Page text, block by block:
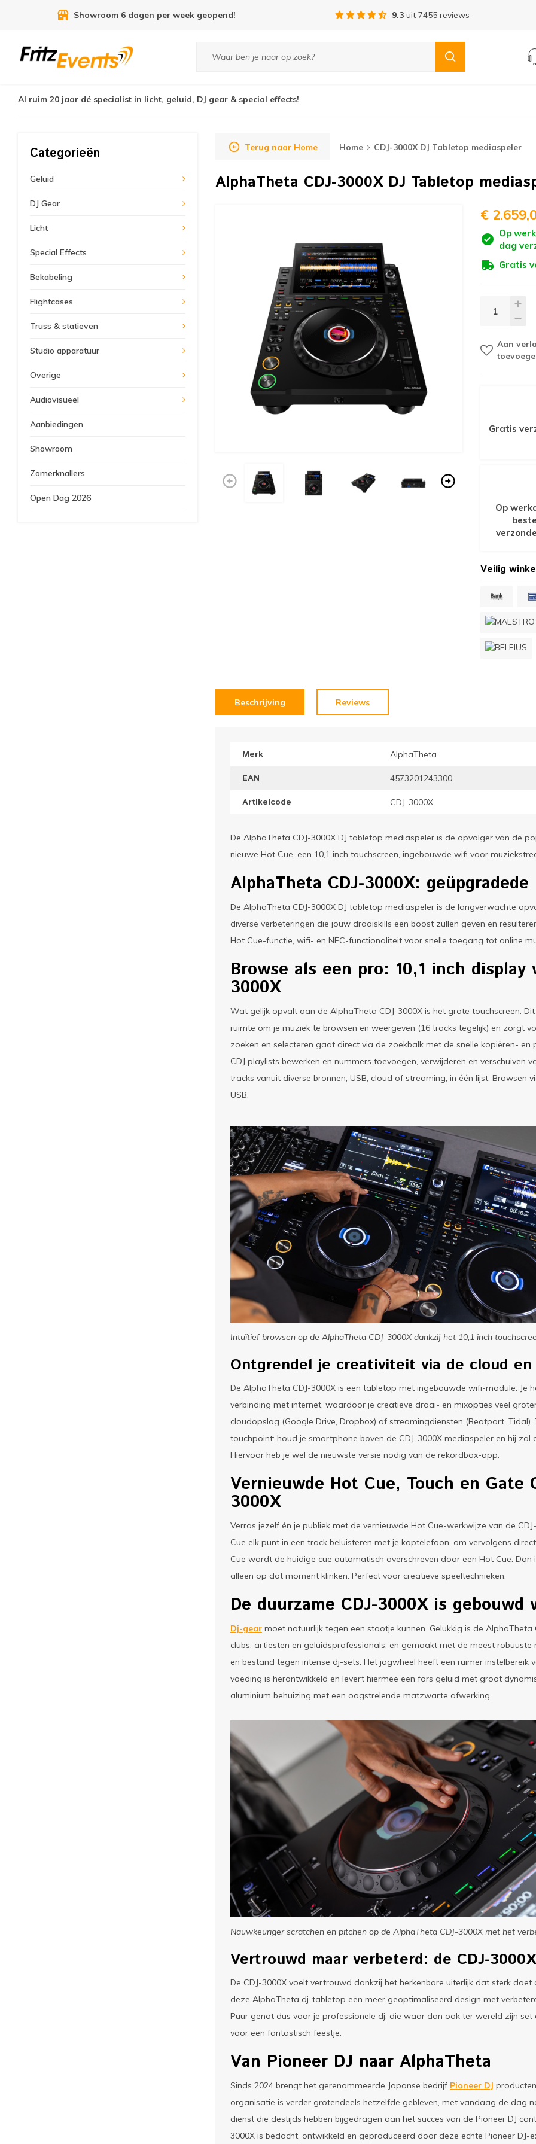
9.3uit7455reviews Gratis verzending vanaf €75,-
Al ruim 20 jaar dé specialist in licht, geluid, DJ gear & special effects!
Categorieën
Geluid
DJ Gear
Licht
Special Effects
Bekabeling
Flightcases
Truss & statieven
Studio apparatuur
Overige
Audiovisueel
Aanbiedingen
Showroom
Zomerknallers
Open Dag 2026
Terug naar Home Home CDJ-3000X DJ Tabletop mediaspeler
AlphaTheta CDJ-3000X DJ Tabletop
€
Op
dag
Gratis
Aan
Gratis
Op
Veilig
Beschrijving Reviews
Merk AlphaTheta
EAN 4573201243300
Artikelcode CDJ-3000X
De AlphaTheta CDJ-3000X DJ tabletop mediaspeler is de opvolger van de
nieuwe Hot Cue, een 10,1 inch touchscreen, ingebouwde wifi voor
AlphaTheta CDJ-3000X:
De AlphaTheta CDJ-3000X DJ tabletop mediaspeler is de langverwachte
diverse verbeteringen die jouw draaiskills een boost zullen geven en
Hot Cue-functie, wifi- en NFC-functionaliteit voor snelle toegang tot online
Browse als een pro: 10,1 inch display
3000X
Wat gelijk opvalt aan de AlphaTheta CDJ-3000X is het grote touchscreen.
ruimte om je muziek te browsen en weergeven (16 tracks tegelijk) en zorgt
zoeken en selecteren gaat direct via de zoekbalk met de snelle kopiëren-
CDJ playlists bewerken en nummers toevoegen, verwijderen en verschuiven
tracks vanuit diverse bronnen, USB, cloud of streaming, in één lijst.
USB.
Intuïtief browsen op de AlphaTheta CDJ-3000X dankzij het 10,1 inch
Ontgrendel je creativiteit via de cloud
De AlphaTheta CDJ-3000X is een tabletop met ingebouwde wifi-module. Je
verbinding met internet, waardoor je creatieve draai- en mixopties veel
cloudopslag (Google Drive, Dropbox) of streamingdiensten (Beatport,
touchpoint: houd je smartphone boven de CDJ-3000X mediaspeler en hij
Hiervoor heb je wel de nieuwste versie nodig van de rekordbox-app.
Vernieuwde Hot Cue, Touch en Gate
3000X
Verras jezelf én je publiek met de vernieuwde Hot Cue-werkwijze van de
Cue elk punt in een track beluisteren met je koptelefoon, om vervolgens
Cue wordt de huidige cue automatisch overschreven door een Hot Cue.
alleen op dat moment klinken. Perfect voor creatieve speeltechnieken.
De duurzame CDJ-3000X is
Dj-gear moet natuurlijk tegen een stootje kunnen. Gelukkig is de
clubs, artiesten en geluidsprofessionals, en gemaakt met de meest
en bestand tegen intense dj-sets. Het jogwheel heeft een ruimer
voeding is herontwikkeld en levert hiermee een fors geluid met groot
aluminium behuizing met een oogstrelende matzwarte afwerking.
Nauwkeuriger scratchen en pitchen op de AlphaTheta CDJ-3000X met het
Vertrouwd maar verbeterd: de CDJ-
De CDJ-3000X voelt vertrouwd dankzij het herkenbare uiterlijk dat sterk
deze AlphaTheta dj-tabletop een meer geoptimaliseerd design met
Puur genot dus voor je professionele dj, die waar dan ook ter wereld zijn
voor een fantastisch feestje.
Van Pioneer DJ naar AlphaTheta
Sinds 2024 brengt het gerenommeerde Japanse bedrijf Pioneer DJ
organisatie is verder grotendeels hetzelfde gebleven, met vandaag de dag
dienst die destijds hebben bijgedragen aan het succes van de Pioneer DJ
3000X is bedacht, ontwikkeld en geproduceerd door deze echte Pioneer